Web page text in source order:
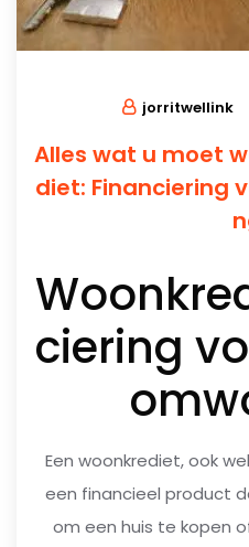
jorritwellink
Alles wat u moet
diet: Financiering
ciering
Een woonkrediet, ook
een financieel product
om een huis te kopen